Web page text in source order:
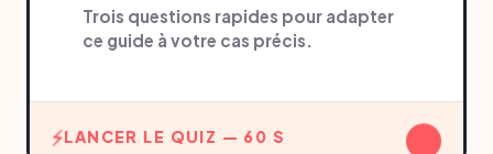
Trois questions rapides pour adapter
ce guide à votre cas précis.
LANCER LE QUIZ — 60 S